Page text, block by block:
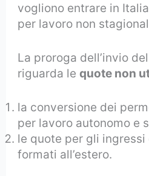
vogliono entrare in
per lavoro non
La proroga dell’invio
riguarda lequote non
la conversione dei
per lavoro autonomo e
le quote per gli
formati all’estero.